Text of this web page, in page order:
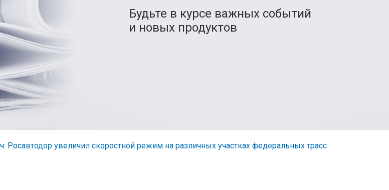
Будьте в курсе важных событий
и новых продуктов
Росавтодор увеличил скоростной режим на различных участках федеральных трасс